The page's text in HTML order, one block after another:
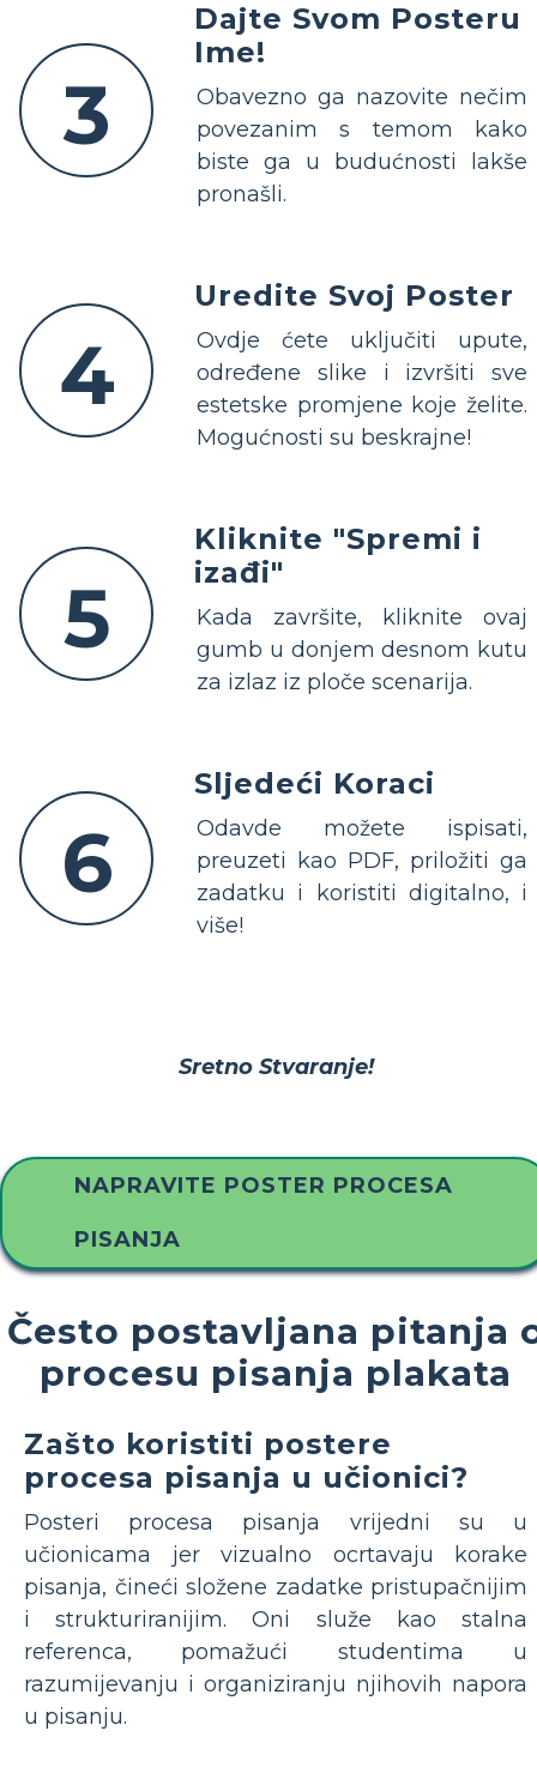
3
Dajte Svom Posteru
Ime!
Obavezno ga nazovite nečim
povezanim s temom kako
biste ga u budućnosti lakše
pronašli.
4
Uredite Svoj Poster
Ovdje ćete uključiti upute,
određene slike i izvršiti sve
estetske promjene koje želite.
Mogućnosti su beskrajne!
5
Kliknite "Spremi i
izađi"
Kada završite, kliknite ovaj
gumb u donjem desnom kutu
za izlaz iz ploče scenarija.
6
Sljedeći Koraci
Odavde možete ispisati,
preuzeti kao PDF, priložiti ga
zadatku i koristiti digitalno, i
više!
Sretno Stvaranje!
NAPRAVITE POSTER PROCESA
PISANJA
Često postavljana pitanja
procesu pisanja plakata
Zašto koristiti postere
procesa pisanja u učionici?
Posteri procesa pisanja vrijedni su u
učionicama jer vizualno ocrtavaju korake
pisanja, čineći složene zadatke pristupačnijim
i strukturiranijim. Oni služe kao stalna
referenca, pomažući studentima u
razumijevanju i organiziranju njihovih napora
u pisanju.